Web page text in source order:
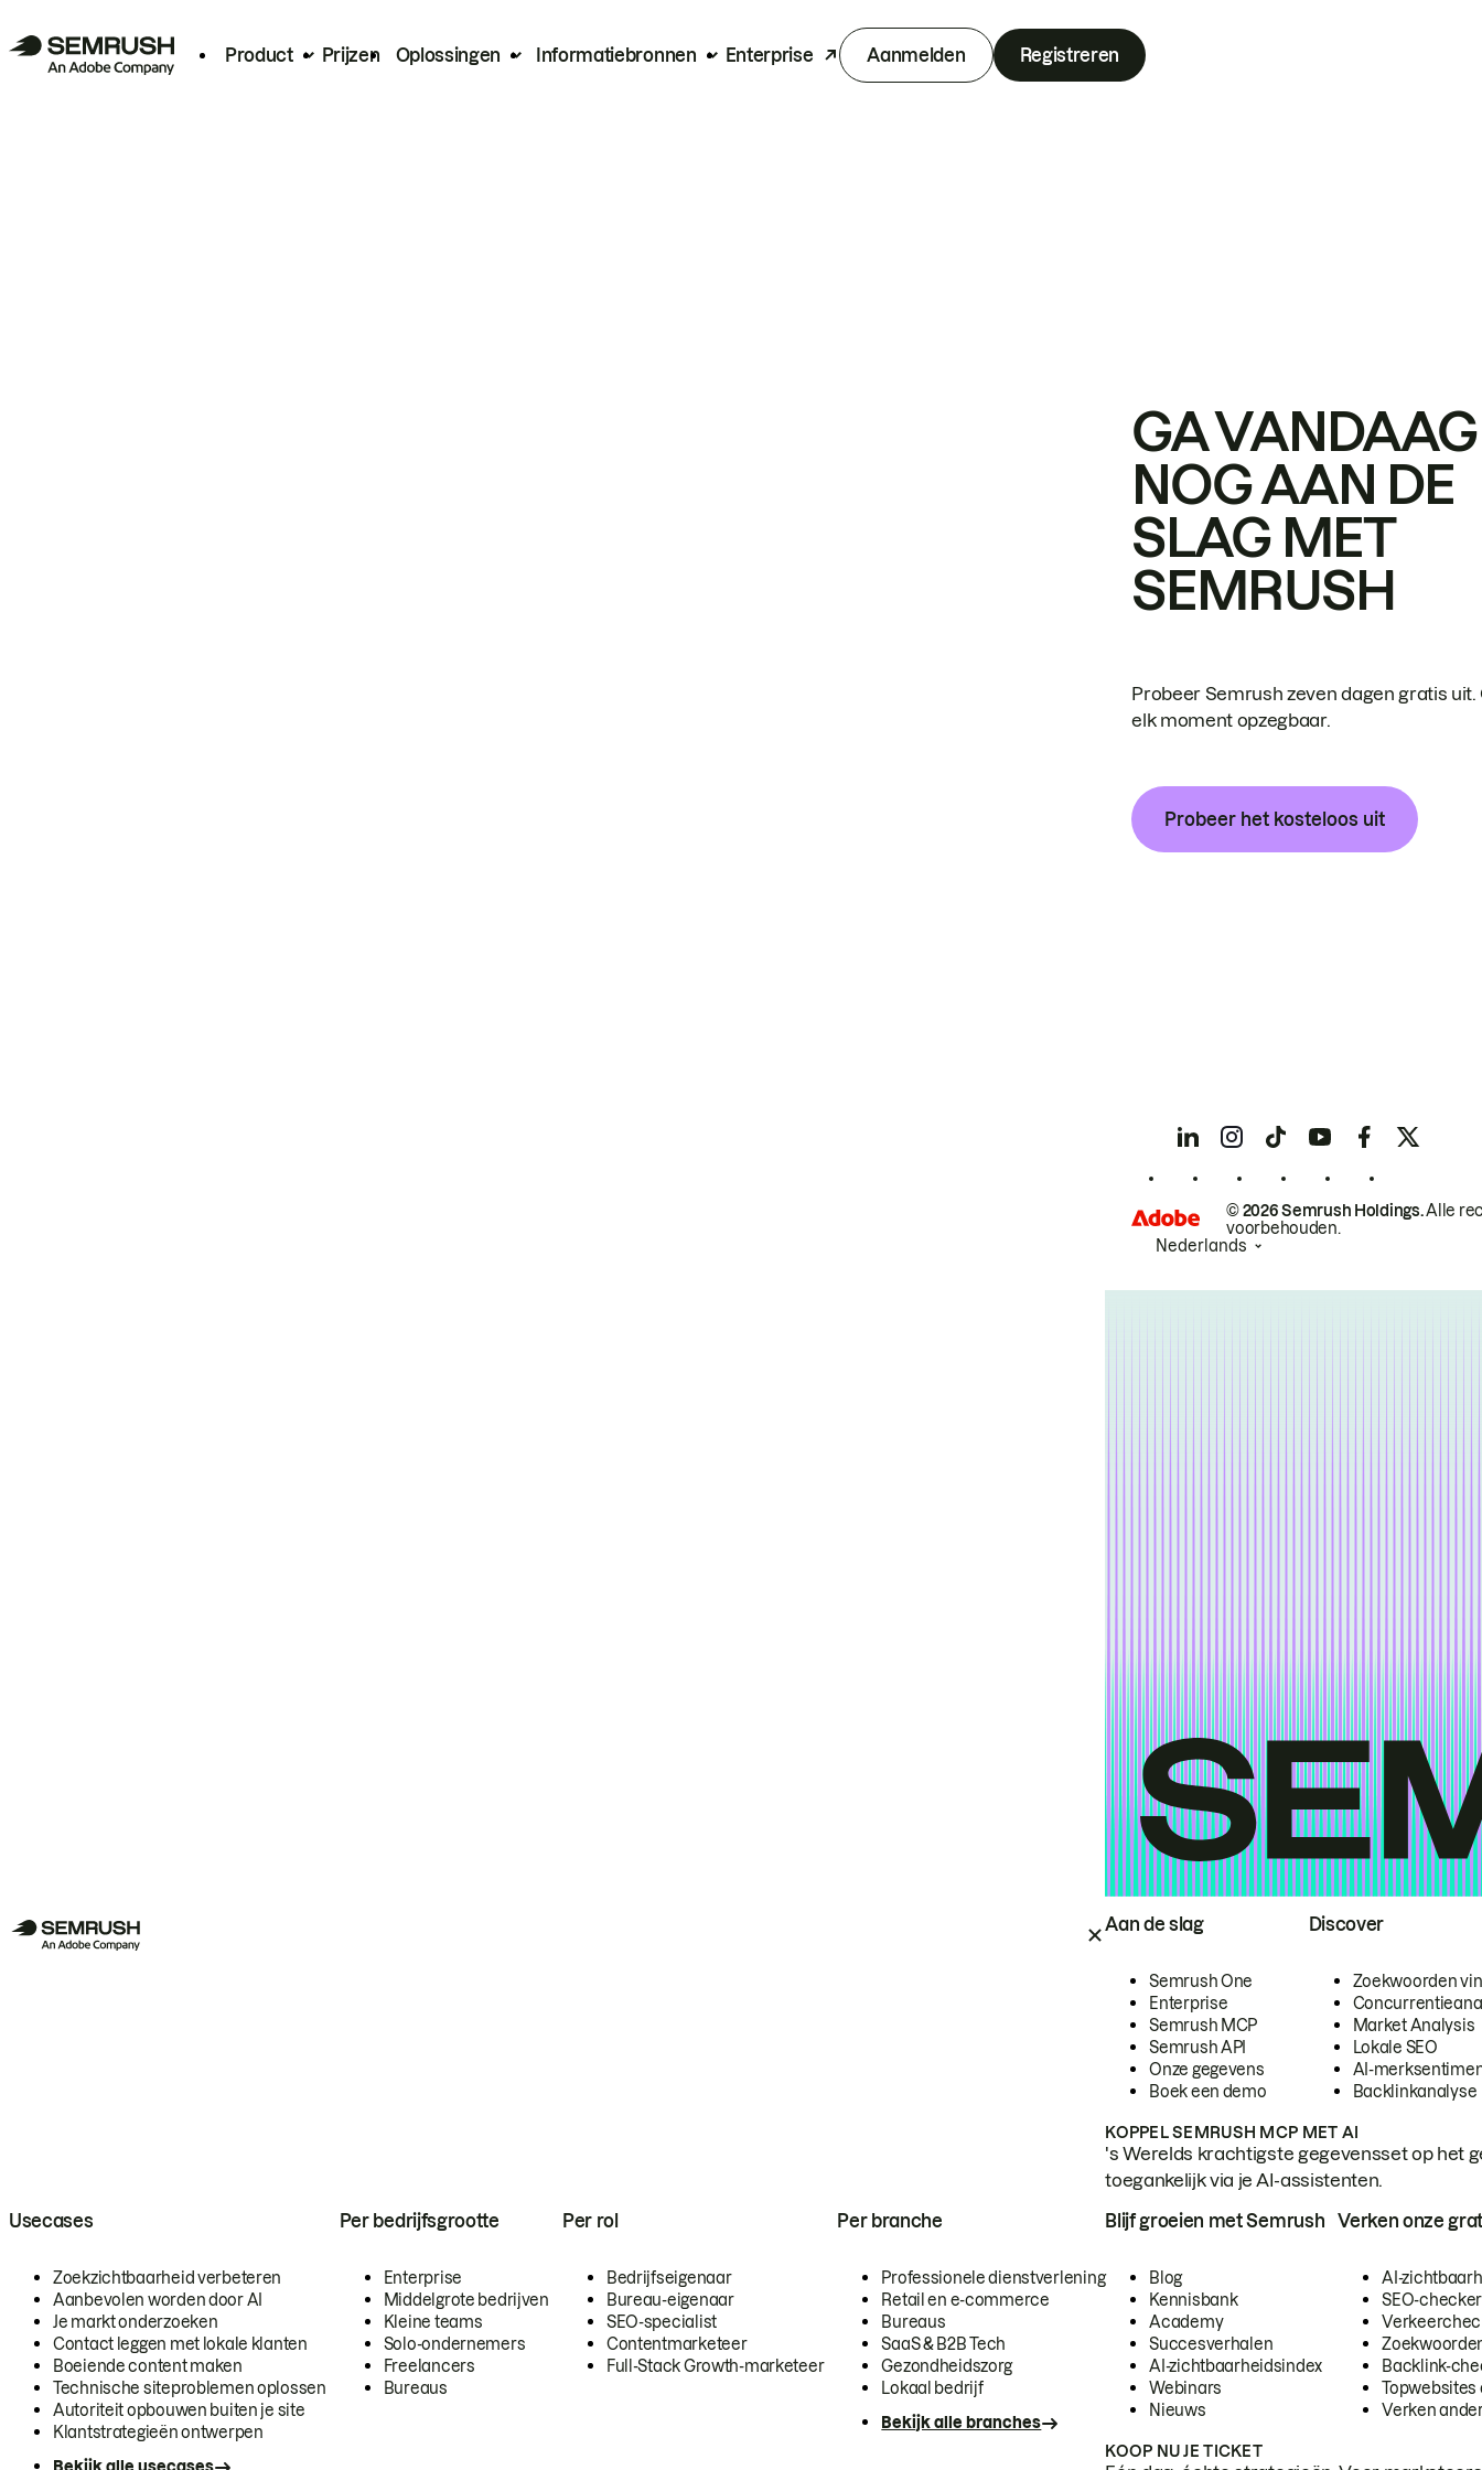
Product Prijzen Oplossingen Informatiebronnen Enterprise Aanmelden Registreren
Aan de slag
Semrush One
Enterprise
Semrush MCP
Semrush API
Onze gegevens
Boek een demo
Discover
Zoekwoorden
Market Analysis
Lokale SEO
AI-
Backlinkanalyse
KOPPEL SEMRUSH MCP MET AI
's Werelds krachtigste gegevensset op het
toegankelijk via je AI-assistenten.
Usecases
Zoekzichtbaarheid verbeteren
Aanbevolen worden door AI
Je markt onderzoeken
Contact leggen met lokale klanten
Boeiende content maken
Technische siteproblemen oplossen
Autoriteit opbouwen buiten je site
Klantstrategieën ontwerpen
Per bedrijfsgrootte
Enterprise
Middelgrote bedrijven
Kleine teams
Solo-ondernemers
Freelancers
Bureaus
Per rol
Bedrijfseigenaar
Bureau-eigenaar
SEO-specialist
Contentmarketeer
Full-Stack Growth-marketeer
Per branche
Professionele dienstverlening
Retail en e-commerce
Bureaus
SaaS & B2B Tech
Gezondheidszorg
Lokaal bedrijf
Bekijk alle branches
Blijf groeien met Semrush
Blog
Kennisbank
Academy
Succesverhalen
AI-zichtbaarheidsindex
Webinars
Nieuws
Verken onze
AI-
SEO-checker
Backlink-
Topwebsites
Verken
KOOP NU JE TICKET
GA VANDAAG
NOG AAN DE
SLAG MET
SEMRUSH
Probeer Semrush zeven dagen gratis uit.
elk moment opzegbaar.
Probeer het kosteloos uit
© 2026 Semrush Holdings.Alle
voorbehouden.
Nederlands